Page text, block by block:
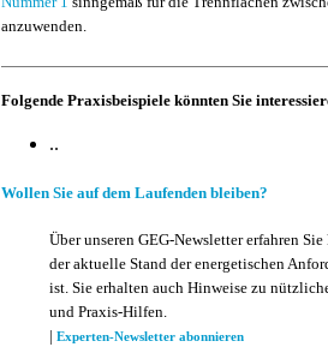
anzuwenden.
Folgende Praxisbeispiele könnten Sie
..
Wollen Sie auf dem Laufenden bleiben?
Über unseren GEG-Newsletter erfahren
der aktuelle Stand der energetischen
ist. Sie erhalten auch Hinweise zu
und Praxis-Hilfen.
| Experten-Newsletter abonnieren